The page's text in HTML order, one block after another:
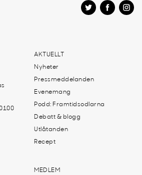
AKTUELLT
Nyheter
Pressmeddelanden
Evenemang
Podd: Framtidsodlarna
Debatt & blogg
Utlåtanden
Recept
MEDLEM